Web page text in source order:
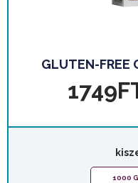
GLUTEN-FREE
1749
1000 G